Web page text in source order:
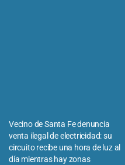
Vecino de Santa Fe denuncia
venta ilegal de electricidad: su
circuito recibe una hora de luz al
día mientras hay zonas